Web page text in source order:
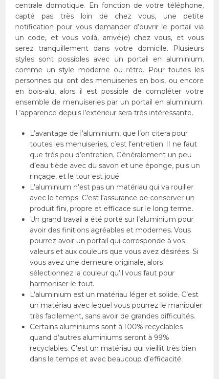
centrale domotique. En fonction de votre téléphone,
capté pas très loin de chez vous, une petite
notification pour vous demander d’ouvrir le portail via
un code, et vous voilà, arrivé(e) chez vous, et vous
serez tranquillement dans votre domicile. Plusieurs
styles sont possibles avec un portail en aluminium,
comme un style moderne ou rétro. Pour toutes les
personnes qui ont des menuiseries en bois, ou encore
en bois-alu, alors il est possible de compléter votre
ensemble de menuiseries par un portail en aluminium.
L’apparence depuis l’extérieur sera très intéressante.
L’avantage de l’aluminium, que l’on citera pour
toutes les menuiseries, c’est l’entretien. Il ne faut
que très peu d’entretien. Généralement un peu
d’eau tiède avec du savon et une éponge, puis un
rinçage, et le tour est joué.
L’aluminium n’est pas un matériau qui va rouiller
avec le temps. C’est l’assurance de conserver un
produit fini, propre et efficace sur le long terme.
Un grand travail a été porté sur l’aluminium pour
avoir des finitions agréables et modernes. Vous
pourrez avoir un portail qui corresponde à vos
valeurs et aux couleurs que vous avez désirées. Si
vous avez une demeure originale, alors
sélectionnez la couleur qu’il vous faut pour
harmoniser le tout.
L’aluminium est un matériau léger et solide. C’est
un matériau avec lequel vous pourrez le manipuler
très facilement, sans avoir de grandes difficultés.
Certains aluminiums sont à 100% recyclables
quand d’autres aluminiums seront à 99%
recyclables. C’est un matériau qui vieillit très bien
dans le temps et avec beaucoup d’efficacité.